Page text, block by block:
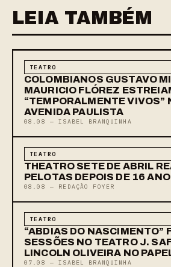
LEIA TAMBÉM
TEATRO
COLOMBIANOS GUSTAVO
MAURICIO FLÓREZ
“TEMPORALMENTE VIVOS”
AVENIDA PAULISTA
08.08 — ISABEL BRANQUINHA
TEATRO
THEATRO SETE DE ABRIL
PELOTAS DEPOIS DE 16
08.08 — REDAÇÃO FOYER
TEATRO
“ABDIAS DO NASCIMENTO”
SESSÕES NO TEATRO J.
LINCOLN OLIVEIRA NO
07.08 — ISABEL BRANQUINHA